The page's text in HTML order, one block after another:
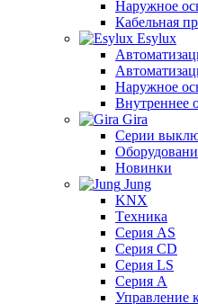
Наружное
Кабельная
Esylux
Наружное
Внутреннее
Gira
Серии
Новинки
Jung
KNX
Tехника
Серия AS
Серия CD
Серия LS
Серия A
Управление